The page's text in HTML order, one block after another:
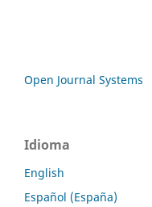
Open Journal Systems
Idioma
English
Español (España)